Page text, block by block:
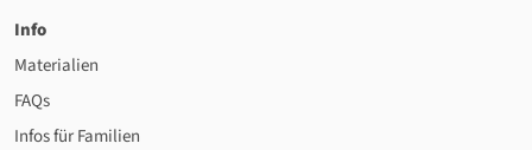
Info
Materialien
FAQs
Infos für Familien